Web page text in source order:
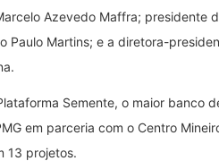
Azevedo Maffra; presidente
Paulo Martins; e a diretora-
Semente, o maior banco
em parceria com o Centro
13 projetos.